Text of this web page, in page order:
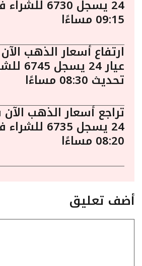
24 يسجل
09:15 مساءًا
ارتفاع أسعار الذهب
عيار 24
تحديث 08:30 مساءًا
تراجع أسعار الذهب
24 يسجل
08:20 مساءًا
أضف تعليق